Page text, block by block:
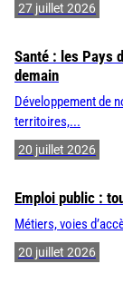
27 juillet 2026
Santé : les Pays
demain
Développement de
territoires,...
20 juillet 2026
Emploi public :
Métiers, voies
20 juillet 2026